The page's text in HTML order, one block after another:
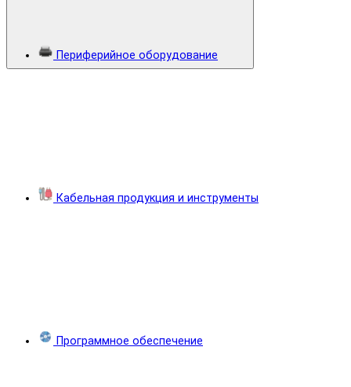
Периферийное оборудование
Кабельная продукция и инструменты
Программное обеспечение